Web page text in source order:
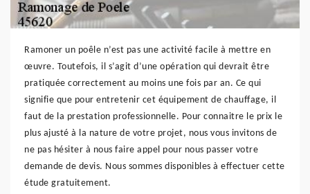
Ramoner un poêle n’est pas une activité facile à mettre en
œuvre. Toutefois, il s’agit d’une opération qui devrait être
pratiquée correctement au moins une fois par an. Ce qui
signifie que pour entretenir cet équipement de chauffage, il
faut de la prestation professionnelle. Pour connaitre le prix le
plus ajusté à la nature de votre projet, nous vous invitons de
ne pas hésiter à nous faire appel pour nous passer votre
demande de devis. Nous sommes disponibles à effectuer cette
étude gratuitement.